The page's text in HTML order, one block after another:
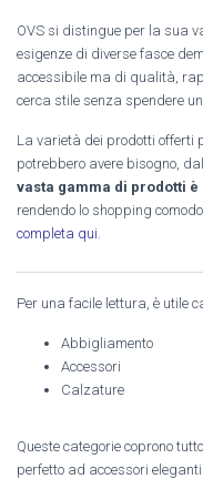
OVS si distingue per la sua
esigenze di diverse fasce
accessibile ma di qualità,
cerca stile senza spendere
La varietà dei prodotti offerti
potrebbero avere bisogno,
vasta gamma di prodotti
rendendo lo shopping
completa qui
Per una facile lettura, è utile
Abbigliamento
Accessori
Calzature
Queste categorie coprono
perfetto ad accessori